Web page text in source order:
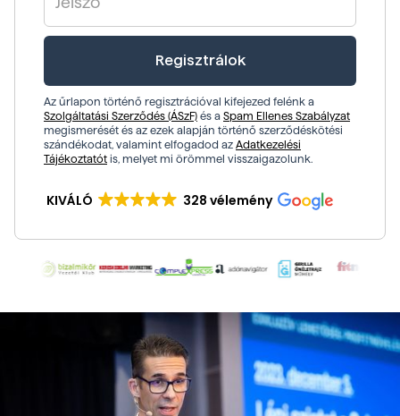
Az űrlapon történő regisztrációval kifejezed felénk a
Szolgáltatási Szerződés (ÁSzF) és a Spam Ellenes Szabályzat
megismerését és az ezek alapján történő szerződéskötési
szándékodat, valamint elfogadod az Adatkezelési
Tájékoztatót is, melyet mi örömmel visszaigazolunk.
KIVÁLÓ 328 vélemény